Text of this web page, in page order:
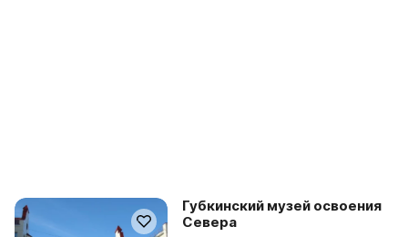
Губкинский музей освоения
Севера